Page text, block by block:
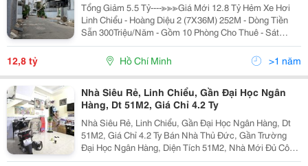
Tổng Giảm 5.5 Tỷ----≫≫≫Giá Mới 12.8 Tỷ Hẻm Xe Hơi
Linh Chiểu - Hoàng Diệu 2 (7X36M) 252M - Dòng Tiền
Sẵn 300Triệu/Năm - Gồm 10 Phòng Cho Thuê - Sát
Trường Đại Học Ngân Hàng Kết Cấu: Gồm 10 Phòng
Cho Thuê, 2 Tầng Đúc, Hoàn Công Đủ, Đang Có...
12,8 tỷ Hồ Chí Minh >1 năm
Nhà Siêu Rẻ, Linh Chiểu, Gần Đại Học Ngân
Hàng, Dt 51M2, Giá Chỉ 4.2 Ty
Nhà Siêu Rẻ, Linh Chiểu, Gần Đại Học Ngân Hàng, Dt
51M2, Giá Chỉ 4.2 Ty Bán Nhà Thủ Đức, Gần Trường
Đại Học Ngân Hàng, Diện Tích 51M2, Nhà Mới Đủ Công
Năng Vào Ở Ngay, Chỉ 4.2 Tỷ. Lh 0909.6333.68 + Vị Trí